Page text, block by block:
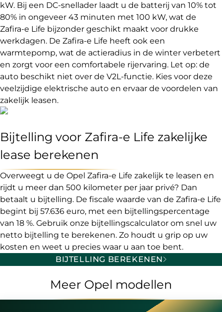
kW. Bij een DC-snellader laadt u de batterij van 10% tot
80% in ongeveer 43 minuten met 100 kW, wat de
Zafira-e Life bijzonder geschikt maakt voor drukke
werkdagen. De Zafira-e Life heeft ook een
warmtepomp, wat de actieradius in de winter verbetert
en zorgt voor een comfortabele rijervaring. Let op: de
auto beschikt niet over de V2L-functie. Kies voor deze
veelzijdige elektrische auto en ervaar de voordelen van
zakelijk leasen.
Bijtelling voor Zafira-e Life zakelijke
lease berekenen
Overweegt u de Opel Zafira-e Life zakelijk te leasen en
rijdt u meer dan 500 kilometer per jaar privé? Dan
betaalt u bijtelling. De fiscale waarde van de Zafira-e Life
begint bij 57.636 euro, met een bijtellingspercentage
van 18 %. Gebruik onze bijtellingscalculator om snel uw
netto bijtelling te berekenen. Zo houdt u grip op uw
kosten en weet u precies waar u aan toe bent.
BIJTELLING BEREKENEN
Meer Opel modellen